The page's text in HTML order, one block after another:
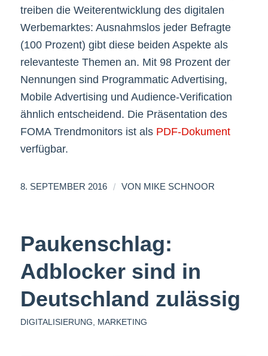
treiben die Weiterentwicklung des digitalen
Werbemarktes: Ausnahmslos jeder Befragte
(100 Prozent) gibt diese beiden Aspekte als
relevanteste Themen an. Mit 98 Prozent der
Nennungen sind Programmatic Advertising,
Mobile Advertising und Audience-Verification
ähnlich entscheidend. Die Präsentation des
FOMA Trendmonitors ist als PDF-Dokument
verfügbar.
8. SEPTEMBER 2016 / VON MIKE SCHNOOR
Paukenschlag:
Adblocker sind in
Deutschland zulässig
DIGITALISIERUNG MARKETING